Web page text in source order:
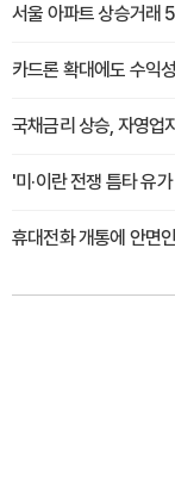
서울 아파트 상승거래
카드론 확대에도 수익
국채금리 상승, 자영업
'미·이란 전쟁 틈타 유
휴대전화 개통에 안면